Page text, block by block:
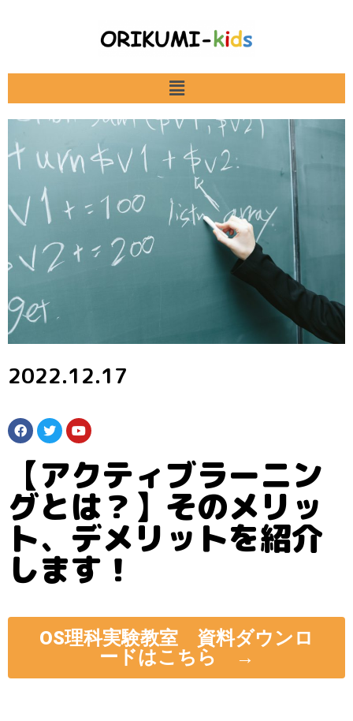
2022.12.17
【アクティブラーニン
グとは？】そのメリッ
ト、デメリットを紹介
します！
OS理科実験教室 資料ダウンロ
ードはこちら →